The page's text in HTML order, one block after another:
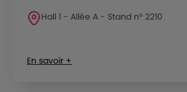
Hall 1 - Allée A - Stand n° 2210
En savoir +